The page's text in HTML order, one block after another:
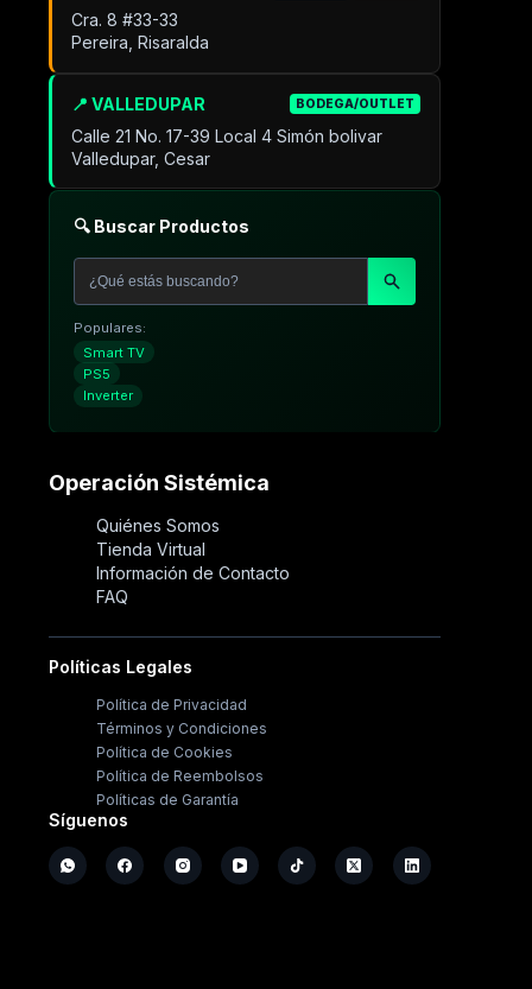
📍 VALLEDUPAR BODEGA/OUTLET
Calle 21 No. 17-39 Local 4 Simón bolivar
Valledupar, Cesar
Cra. 8 #33-33
Pereira, Risaralda
🔍 Buscar Productos
Populares:
Smart TV
PS5
Inverter
Operación Sistémica
Quiénes Somos
Tienda Virtual
Información de Contacto
FAQ
Políticas Legales
Política de Privacidad
Términos y Condiciones
Política de Cookies
Política de Reembolsos
Políticas de Garantía
Síguenos